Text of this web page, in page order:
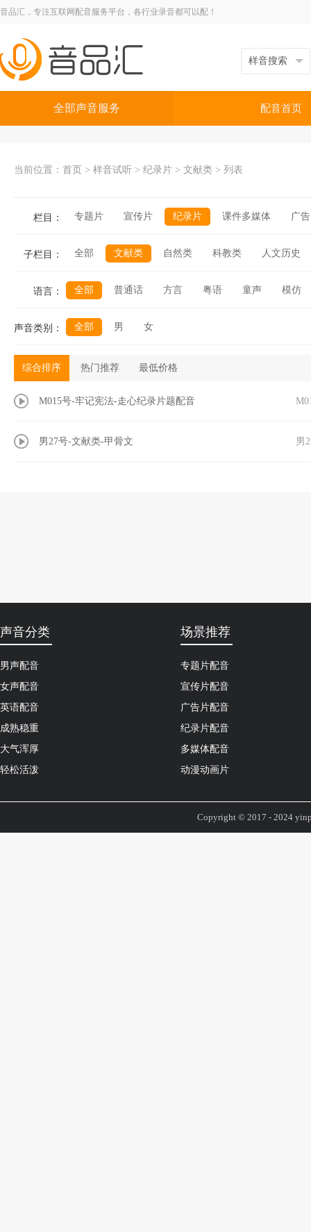
音品汇，专注互联网配音服务平台，各行业录音都可以配！
全部声音服务 配音首页
当前位置： 首页 > 样音试听 > 纪录片 > 文献类 > 列表
栏目： 专题片 宣传片 纪录片 课件多媒体 广告
子栏目： 全部 文献类 自然类 科教类 人文历史
语言： 全部 普通话 方言 粤语 童声 模仿
声音类别： 全部 男 女
综合排序 热门推荐 最低价格
M015号-牢记宪法-走心纪录片题配音
男27号-文献类-甲骨文 男
声音分类
男声配音
女声配音
英语配音
成熟稳重
大气浑厚
轻松活泼
场景推荐
专题片配音
宣传片配音
广告片配音
纪录片配音
多媒体配音
动漫动画片
Copyright © 2017 - 2024